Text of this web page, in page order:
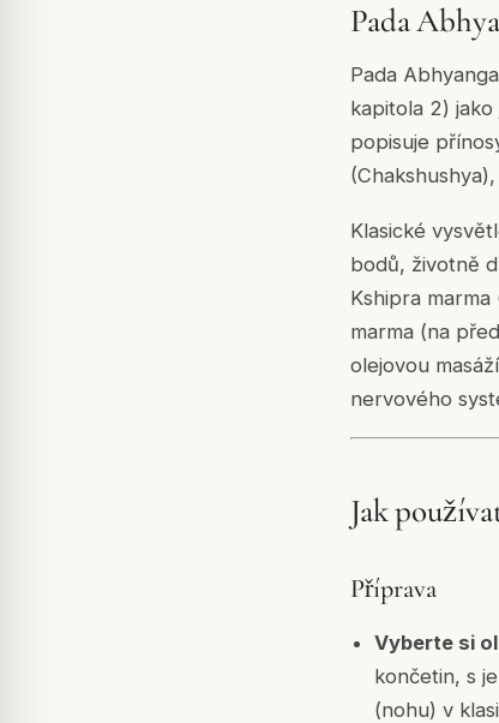
Pada
Pada
kapitola 2)
popisuje
Klasické
bodů, životně
Kshipra
marma (na
olejovou
nervového
Jak
Příprava
Vyberte si
končetin, s
(nohu) v